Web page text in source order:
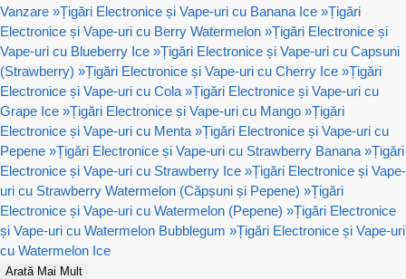
Vanzare »Țigări Electronice și Vape-uri cu Banana Ice »Țigări
Electronice și Vape-uri cu Berry Watermelon »Țigări Electronice și
Vape-uri cu Blueberry Ice »Țigări Electronice și Vape-uri cu Capsuni
(Strawberry) »Țigări Electronice și Vape-uri cu Cherry Ice »Țigări
Electronice și Vape-uri cu Cola »Țigări Electronice și Vape-uri cu
Grape Ice »Țigări Electronice și Vape-uri cu Mango »Țigări
Electronice și Vape-uri cu Menta »Țigări Electronice și Vape-uri cu
Pepene »Țigări Electronice și Vape-uri cu Strawberry Banana »Țigări
Electronice și Vape-uri cu Strawberry Ice »Țigări Electronice și Vape-
uri cu Strawberry Watermelon (Căpșuni și Pepene) »Țigări
Electronice și Vape-uri cu Watermelon (Pepene) »Țigări Electronice
și Vape-uri cu Watermelon Bubblegum »Țigări Electronice și Vape-uri
cu Watermelon Ice
Arată Mai Mult